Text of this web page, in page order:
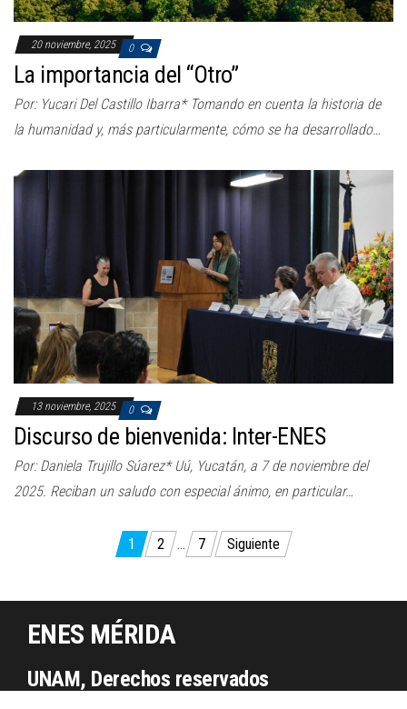
20 noviembre, 2025 0
La importancia del “Otro”
Por: Yucari Del Castillo Ibarra* Tomando en cuenta la historia de
la humanidad y, más particularmente, cómo se ha desarrollado…
13 noviembre, 2025 0
Discurso de bienvenida: Inter-ENES
Por: Daniela Trujillo Súarez* Uú, Yucatán, a 7 de noviembre del
2025. Reciban un saludo con especial ánimo, en particular…
Paginación
entradas
1 2 … 7 Siguiente
ENES MÉRIDA
UNAM, Derechos reservados